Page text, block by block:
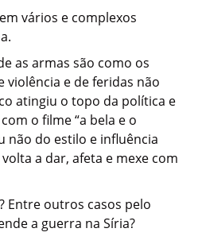
vários e complexos
as armas são como os
e de feridas não
atingiu o topo da política e
o filme “a bela e o
não do estilo e influência
a dar, afeta e mexe com
Entre outros casos pelo
a guerra na Síria?